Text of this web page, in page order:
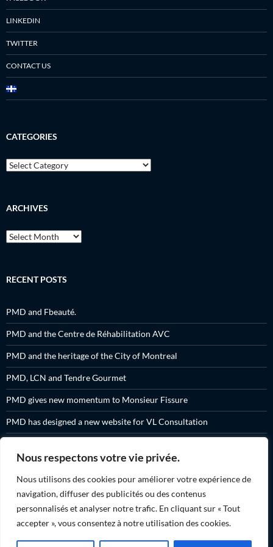
Nous respectons votre vie privée.
Nous utilisons des cookies pour améliorer votre expérience de
navigation, diffuser des publicités ou des contenus
personnalisés et analyser notre trafic. En cliquant sur « Tout
accepter », vous consentez à notre utilisation des cookies.
LINKEDIN
TWITTER
CONTACT US
CATEGORIES
Categories
ARCHIVES
Archives
RECENT POSTS
PMD and Fbeauté.
PMD and the Centre de Réhabilitation AVC
PMD and the heritage of the City of Montreal
PMD, LCN and Tendre Gourmet
PMD gives new momentum to Monsieur Fissure
PMD has designed a new website for VL Consultation
PMD and Tendre Gourmet have created 7 new videos for you
PMD and Action Montréal